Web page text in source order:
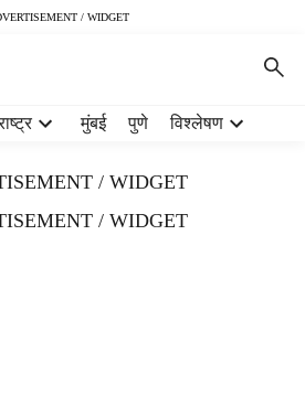
/ WIDGET
मुंबई पुणे विश्लेषण
/ WIDGET
/ WIDGET